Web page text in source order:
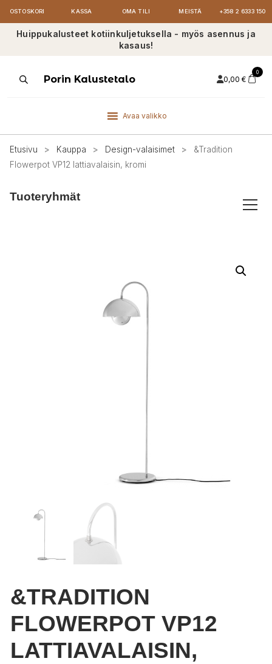
OSTOSKORI KASSA OMA TILI MEISTÄ +358 2 6333 150
Huippukalusteet kotiinkuljetuksella - myös asennus ja
kasaus!
ProductsPorin Kalustetalo 0,00 €
0
Avaa valikko
Etusivu > Kauppa > Design-valaisimet >
&Tradition
Flowerpot VP12 lattiavalaisin, kromi
Tuoteryhmät
&TRADITION
FLOWERPOT VP12
LATTIAVALAISIN,